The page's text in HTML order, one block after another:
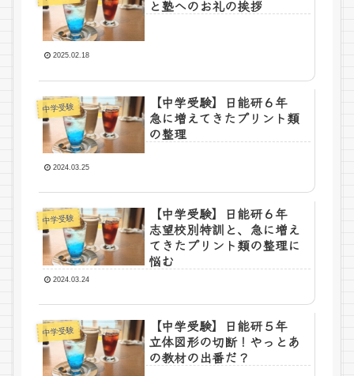
と塾へのお礼の挨拶
2025.02.18
中学受験
【中学受験】日能研６年
急に増えてきたプリント類
の整理
2024.03.25
中学受験
【中学受験】日能研６年
志望校別特訓と、急に増え
てきたプリント類の整理に
悩む
2024.03.24
中学受験
【中学受験】日能研５年
立体図形の切断！やっとあ
の教材の出番だ？